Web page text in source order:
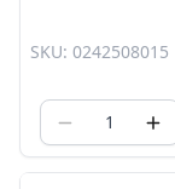
SKU: 0242508015